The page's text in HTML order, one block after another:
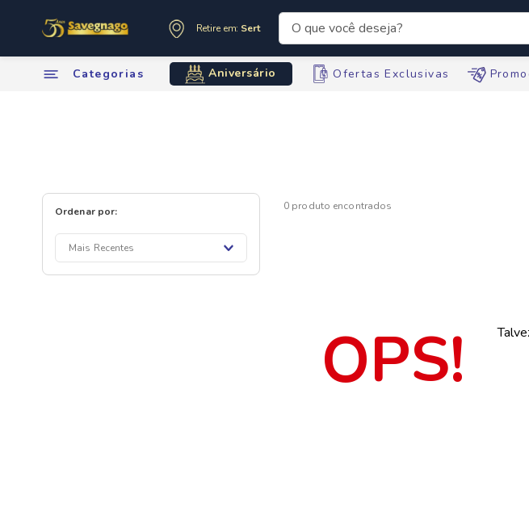
Retire em: Sertãozinho
O que você deseja?
Categorias Aniversário Ofertas Exclusivas
Mais Recentes
0 produto
Termos mais buscados
leite